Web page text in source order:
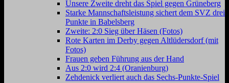
Unsere Zweite dreht das Spiel gegen Grüneberg
Starke Mannschaftsleistung sichert dem SVZ drei
Punkte in Babelsberg
Zweite: 2:0 Sieg über Häsen (Fotos)
Rote Karten im Derby gegen Altlüdersdorf (mit
Fotos)
Frauen geben Führung aus der Hand
Aus 2:0 wird 2:4 (Oranienburg)
Zehdenick verliert auch das Sechs-Punkte-Spiel